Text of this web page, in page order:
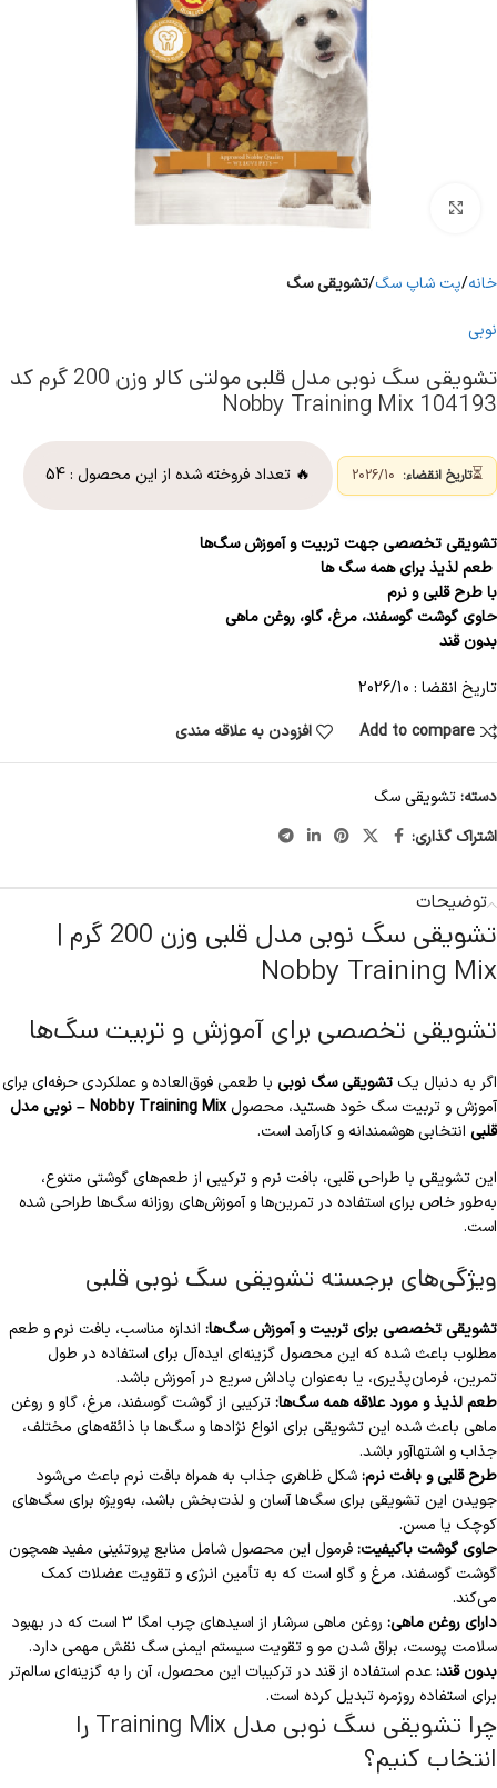
برای بزرگنمایی کلیک کنید
خانه پت شاپ سگ تشویقی سگ
نوبی
تشویقی سگ نوبی مدل قلبی مولتی کالر وزن 200 گرم کد
104193 Nobby Training Mix
⏳تاریخ انقضاء: 🔥 تعداد فروخته شده از این محصول :54
تشویقی تخصصی جهت تربیت و آموزش سگ‌ها
طعم لذیذ برای همه سگ ها
با طرح قلبی و نرم
حاوی گوشت گوسفند، مرغ، گاو، روغن ماهی
بدون قند
تاریخ انقضا : 2026/10
Add to compare
افزودن به علاقه مندی
دسته:تشویقی سگ
اشتراک گذاری:
توضیحات
تشویقی سگ نوبی مدل قلبی وزن 200 گرم |
Nobby Training Mix
تشویقی تخصصی برای آموزش و تربیت سگ‌ها
اگر به دنبال یک تشویقی سگ نوبی با طعمی فوق‌العاده و عملکردی حرفه‌ای برای
آموزش و تربیت سگ خود هستید، محصول
Nobby Training Mix – نوبی مدل
قلبی انتخابی هوشمندانه و کارآمد است.
این تشویقی با طراحی قلبی، بافت نرم و ترکیبی از طعم‌های گوشتی متنوع،
به‌طور خاص برای استفاده در تمرین‌ها و آموزش‌های روزانه سگ‌ها طراحی شده
است.
ویژگی‌های برجسته تشویقی سگ نوبی قلبی
تشویقی تخصصی برای تربیت و آموزش سگ‌ها: اندازه مناسب، بافت نرم و طعم
مطلوب باعث شده که این محصول گزینه‌ای ایده‌آل برای استفاده در طول
تمرین، فرمان‌پذیری، یا به‌عنوان پاداش سریع در آموزش باشد.
طعم لذیذ و مورد علاقه همه سگ‌ها:ترکیبی از گوشت گوسفند، مرغ، گاو و روغن
ماهی باعث شده این تشویقی برای انواع نژادها و سگ‌ها با ذائقه‌های مختلف،
جذاب و اشتها‌آور باشد.
طرح قلبی و بافت نرم:شکل ظاهری جذاب به همراه بافت نرم باعث می‌شود
جویدن این تشویقی برای سگ‌ها آسان و لذت‌بخش باشد، به‌ویژه برای سگ‌های
کوچک یا مسن.
حاوی گوشت باکیفیت:فرمول این محصول شامل منابع پروتئینی مفید همچون
گوشت گوسفند، مرغ و گاو است که به تأمین انرژی و تقویت عضلات کمک
می‌کند.
دارای روغن ماهی:
روغن ماهی سرشار از اسیدهای چرب امگا 3 است که در بهبود
سلامت پوست، براق شدن مو و تقویت سیستم ایمنی سگ نقش مهمی دارد.
بدون قند:عدم استفاده از قند در ترکیبات این محصول، آن را به گزینه‌ای سالم‌تر
برای استفاده روزمره تبدیل کرده است.
چرا تشویقی سگ نوبی مدل Training Mix را
انتخاب کنیم؟